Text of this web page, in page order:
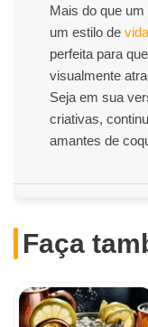
Mais do que
um estilo de vida
perfeita para
visualmente
Seja em sua
criativas,
amantes de
Faça